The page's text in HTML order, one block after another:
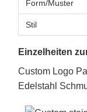
Form/Muster
Stil
Einzelheiten
Custom Logo
Edelstahl